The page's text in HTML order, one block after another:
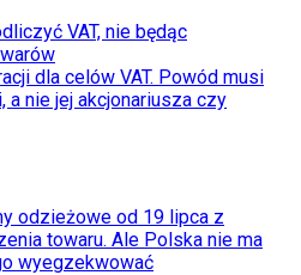
VAT, nie będąc
dla celów VAT. Powód musi
a nie jej akcjonariusza czy
odzieżowe od 19 lipca z
towaru. Ale Polska nie ma
wyegzekwować